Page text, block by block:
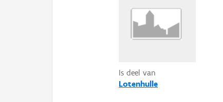
Is deel van
Lotenhulle